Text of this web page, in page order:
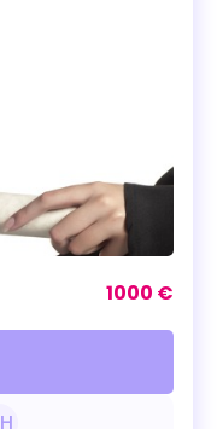
1000 €
H